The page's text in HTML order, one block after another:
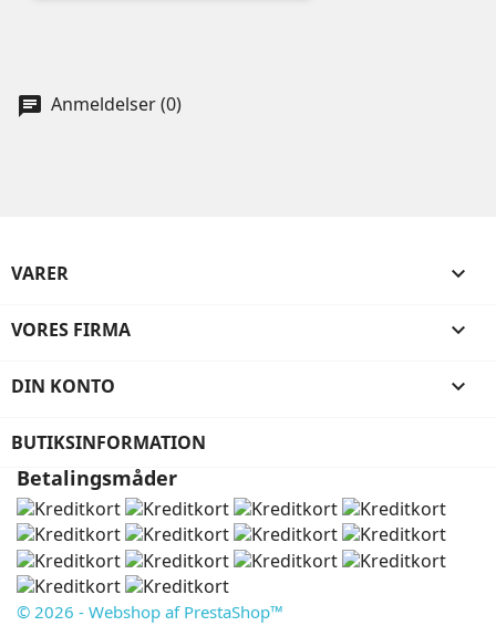
Anmeldelser (0)
VARER 
VORES FIRMA 
DIN KONTO 
BUTIKSINFORMATION
Betalingsmåder
© 2026 - Webshop af PrestaShop™